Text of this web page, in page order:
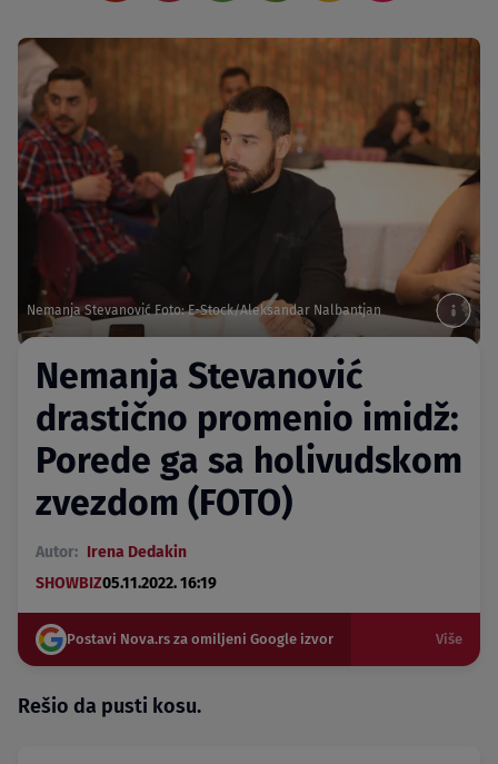
Nemanja Stevanović Foto: E-Stock/Aleksandar Nalbantjan
Nemanja Stevanović
drastično promenio imidž:
Porede ga sa holivudskom
zvezdom (FOTO)
Autor: Irena Dedakin
SHOWBIZ05.11.2022. 16:19
Postavi Nova.rs za omiljeni Google izvor Više
Rešio da pusti kosu.